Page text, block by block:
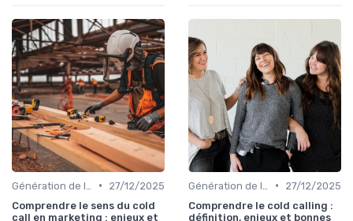
•
27/12/2025
Comprendre le sens du cold
call en marketing : enjeux et
•
27/12/2025
Comprendre le cold calling :
définition, enjeux et bonnes